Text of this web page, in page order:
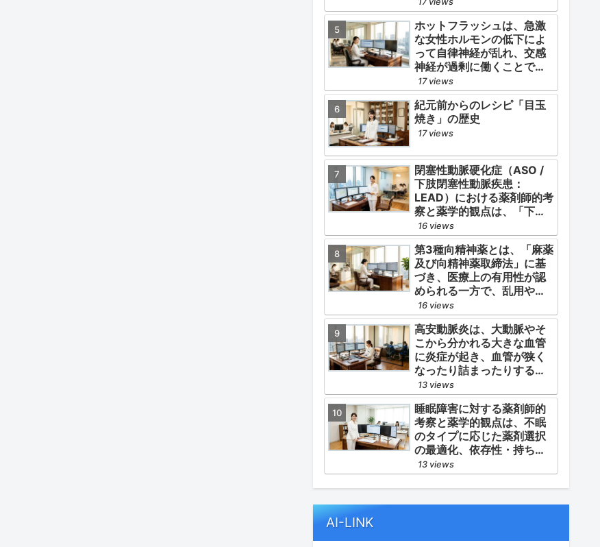
ホットフラッシュは、急激
な女性ホルモンの低下によ
って自律神経が乱れ、交感
神経が過剰に働くことで起
こります。
17 views
紀元前からのレシピ「目玉
焼き」の歴史
17 views
閉塞性動脈硬化症（ASO /
下肢閉塞性動脈疾患：
LEAD）における薬剤師的考
察と薬学的観点は、「下肢
症状（跛行・疼痛）の緩
和」と「全身性動脈硬化に
よる脳心血管イベント（脳
梗塞・心筋梗塞）の二次予
防」の2軸を同時に管理する
ことにあります。
16 views
第3種向精神薬とは、「麻薬
及び向精神薬取締法」に基
づき、医療上の有用性が認
められる一方で、乱用や依
存の危険性から厳重な管
理・規制が必要とされる薬
物のうち、第1種・第2種よ
りも比較的リスクが低いと
判断されて指定されている
医薬品の分類です。
16 views
高安動脈炎は、大動脈やそ
こから分かれる大きな血管
に炎症が起き、血管が狭く
なったり詰まったりする指
定難病です。
13 views
睡眠障害に対する薬剤師的
考察と薬学的観点は、不眠
のタイプに応じた薬剤選択
の最適化、依存性・持ち越
し効果などの副作用モニタ
リング、そして生活習慣
（睡眠衛生）の改善支援に
あります。
13 views
AI-LINK